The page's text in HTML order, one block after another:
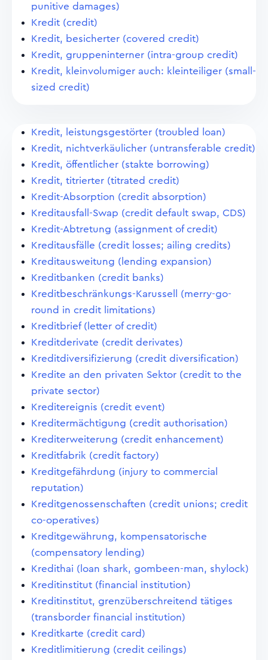
punitive damages)
Kredit (credit)
Kredit, besicherter (covered credit)
Kredit, gruppeninterner (intra-group credit)
Kredit, kleinvolumiger auch: kleinteiliger (small-
sized credit)
Kredit, leistungsgestörter (troubled loan)
Kredit, nichtverkäulicher (untransferable credit)
Kredit, öffentlicher (stakte borrowing)
Kredit, titrierter (titrated credit)
Kredit-Absorption (credit absorption)
Kreditausfall-Swap (credit default swap, CDS)
Kredit-Abtretung (assignment of credit)
Kreditausfälle (credit losses; ailing credits)
Kreditausweitung (lending expansion)
Kreditbanken (credit banks)
Kreditbeschränkungs-Karussell (merry-go-
round in credit limitations)
Kreditbrief (letter of credit)
Kreditderivate (credit derivates)
Kreditdiversifizierung (credit diversification)
Kredite an den privaten Sektor (credit to the
private sector)
Kreditereignis (credit event)
Kreditermächtigung (credit authorisation)
Krediterweiterung (credit enhancement)
Kreditfabrik (credit factory)
Kreditgefährdung (injury to commercial
reputation)
Kreditgenossenschaften (credit unions; credit
co-operatives)
Kreditgewährung, kompensatorische
(compensatory lending)
Kredithai (loan shark, gombeen-man, shylock)
Kreditinstitut (financial institution)
Kreditinstitut, grenzüberschreitend tätiges
(transborder financial institution)
Kreditkarte (credit card)
Kreditlimitierung (credit ceilings)